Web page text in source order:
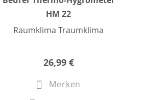
HM 22
Raumklima Traumklima
26,99 €
Merken